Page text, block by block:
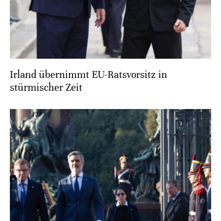
Irland übernimmt EU-Ratsvorsitz in
stürmischer Zeit